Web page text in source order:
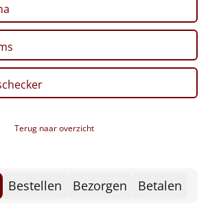
Terug naar overzicht
Bestellen Bezorgen Betalen